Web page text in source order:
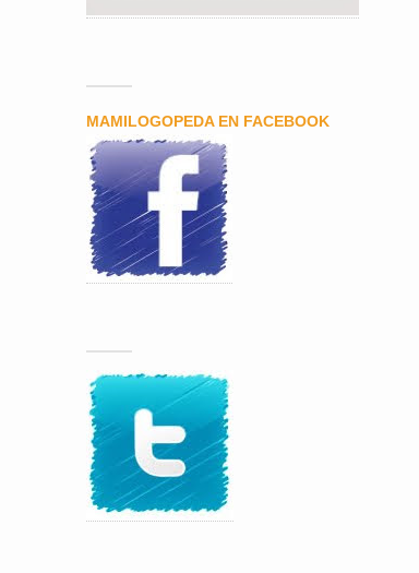
MAMILOGOPEDA EN FACEBOOK